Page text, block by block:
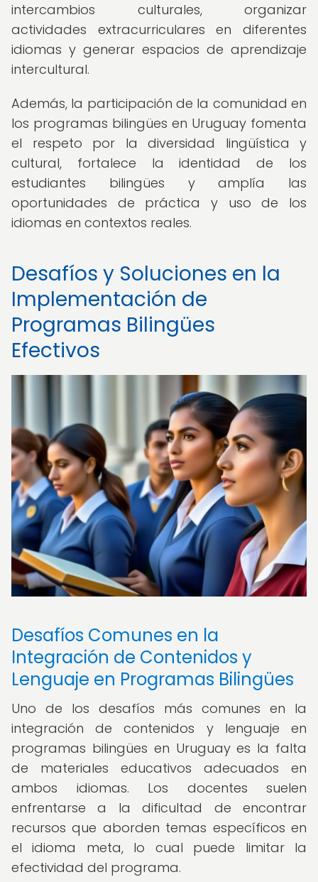
intercambios culturales, organizar
actividades extracurriculares en diferentes
idiomas y generar espacios de aprendizaje
intercultural.
Además, la participación de la comunidad en
los programas bilingües en Uruguay fomenta
el respeto por la diversidad lingüística y
cultural, fortalece la identidad de los
estudiantes bilingües y amplía las
oportunidades de práctica y uso de los
idiomas en contextos reales.
Desafíos y Soluciones en la
Implementación de
Programas Bilingües
Efectivos
Desafíos Comunes en la
Integración de Contenidos y
Lenguaje en Programas Bilingües
Uno de los desafíos más comunes en la
integración de contenidos y lenguaje en
programas bilingües en Uruguay es la falta
de materiales educativos adecuados en
ambos idiomas. Los docentes suelen
enfrentarse a la dificultad de encontrar
recursos que aborden temas específicos en
el idioma meta, lo cual puede limitar la
efectividad del programa.